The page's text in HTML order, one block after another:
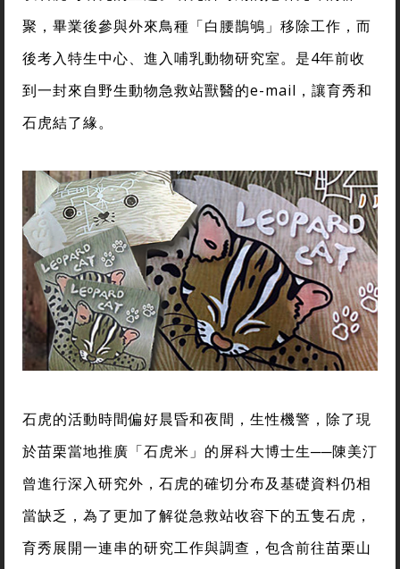
聚，畢業後參與外來鳥種「白腰鵲鴝」移除工作，而
後考入特生中心、進入哺乳動物研究室。是4年前收
到一封來自野生動物急救站獸醫的e-mail，讓育秀和
石虎結了緣。
石虎的活動時間偏好晨昏和夜間，生性機警，除了現
於苗栗當地推廣「石虎米」的屏科大博士生──陳美汀
曾進行深入研究外，石虎的確切分布及基礎資料仍相
當缺乏，為了更加了解從急救站收容下的五隻石虎，
育秀展開一連串的研究工作與調查，包含前往苗栗山